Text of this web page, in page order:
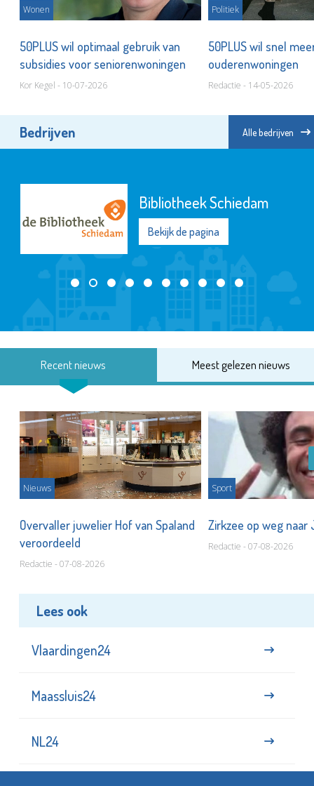
Wonen
50PLUS wil optimaal gebruik van
subsidies voor seniorenwoningen
Kor Kegel - 10-07-2026
Politiek
50PLUS wil snel
ouderenwoningen
Redactie - 14-05-2026
Bedrijven Alle bedrijven
Bibliotheek Schiedam
Bekijk de pagina
Recent nieuws Meest gelezen nieuws
Nieuws
Overvaller juwelier Hof van Spaland
veroordeeld
Redactie - 07-08-2026
Sport
Zirkzee op weg
Redactie - 07-08-2026
Lees ook
Vlaardingen24
Maassluis24
NL24